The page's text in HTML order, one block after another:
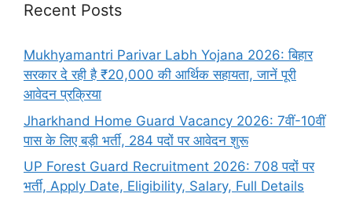
Recent Posts
Mukhyamantri Parivar Labh Yojana 2026: बिहार
सरकार दे रही है ₹20,000 की आर्थिक सहायता, जानें पूरी
आवेदन प्रक्रिया
Jharkhand Home Guard Vacancy 2026: 7वीं-10वीं
पास के लिए बड़ी भर्ती, 284 पदों पर आवेदन शुरू
UP Forest Guard Recruitment 2026: 708 पदों पर
भर्ती, Apply Date, Eligibility, Salary, Full Details